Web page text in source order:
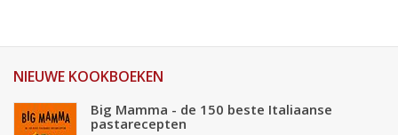
NIEUWE KOOKBOEKEN
Big Mamma - de 150 beste Italiaanse
pastarecepten